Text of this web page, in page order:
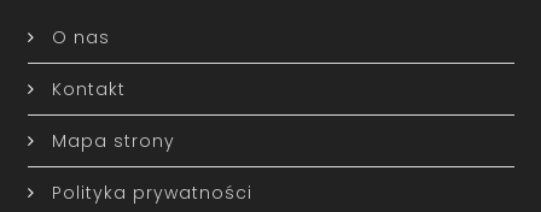
O nas
Kontakt
Mapa strony
Polityka prywatności